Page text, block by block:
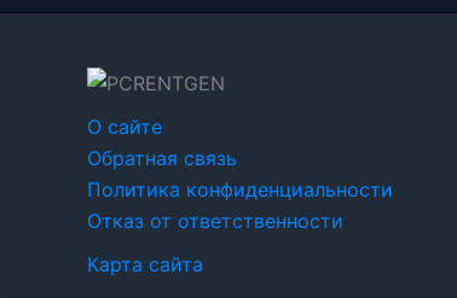
О сайте
Обратная связь
Политика конфиденциальности
Отказ от ответственности
Карта сайта